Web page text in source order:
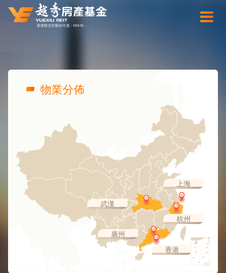
香港聯交所股份代號：00405
物業分佈
廣州
上海
武漢
杭州
香港